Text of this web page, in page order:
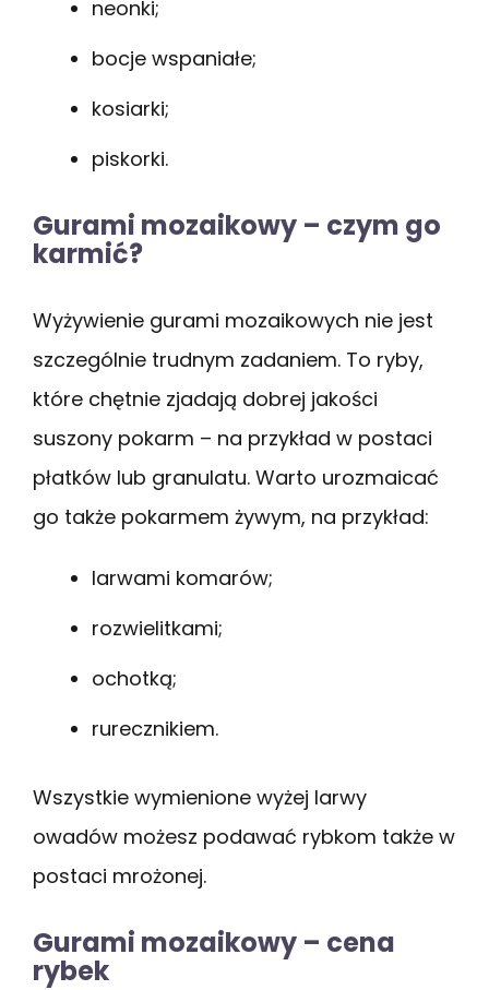
neonki;
bocje wspaniałe;
kosiarki;
piskorki.
Gurami mozaikowy – czym go
karmić?
Wyżywienie gurami mozaikowych nie jest
szczególnie trudnym zadaniem. To ryby,
które chętnie zjadają dobrej jakości
suszony pokarm – na przykład w postaci
płatków lub granulatu. Warto urozmaicać
go także pokarmem żywym, na przykład:
larwami komarów;
rozwielitkami;
ochotką;
rurecznikiem.
Wszystkie wymienione wyżej larwy
owadów możesz podawać rybkom także w
postaci mrożonej.
Gurami mozaikowy – cena
rybek